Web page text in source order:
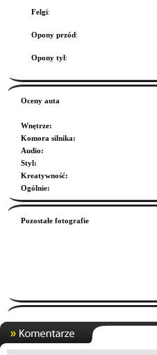
Felgi:
Opony przód:
Opony tył:
Oceny auta
Wnętrze:
Komora silnika:
Audio:
Styl:
Kreatywność:
Ogólnie:
Pozostałe fotografie